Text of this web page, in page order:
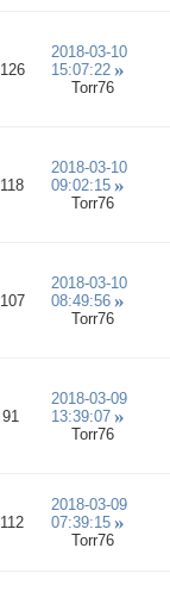
126
2018-03-10
15:07:22
Torr76
118
2018-03-10
09:02:15
Torr76
107
2018-03-10
08:49:56
Torr76
91
2018-03-09
13:39:07
Torr76
112
2018-03-09
07:39:15
Torr76